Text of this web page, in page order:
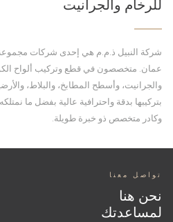
للرخام والجرانيت
عمان. متخصصون في قطع وتركيب ألواح
والجرانيت، وأسطح المطابخ، والبلاط،
بتركيبها بدقة واحترافية عالية بفضل ما
وكادر متخصص ذو خبرة طويلة.
تواصل معنا
نحن هنا
لمساعدتك